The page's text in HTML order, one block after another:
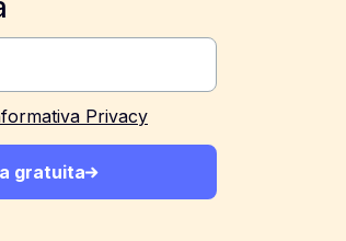
Privacy
gratuita